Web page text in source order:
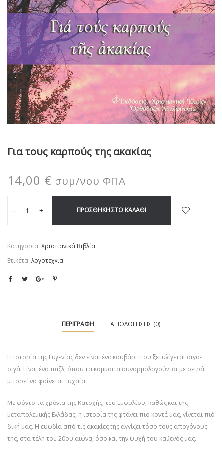
Για τους καρπούς της ακακίας
14,00 € συμ/νου ΦΠΑ
- + ΠΡΟΣΘΉΚΗ ΣΤΟ ΚΑΛΆΘΙ
Κατηγορία: Χριστιανικά Βιβλία
Ετικέτα: λογοτεχνια
ΠΕΡΙΓΡΑΦΉ ΑΞΙΟΛΟΓΉΣΕΙΣ (0)
Η ιστορία της Ευγενίας δεν είναι ένα κουβάρι που ξετυλίγεται σιγά-
σιγά. Είναι ένα παζλ, όπου τα κομμάτια συναρμολογούνται με σειρά
μπορεί να φαίνεται τυχαία.
Με φόντο τα χρόνια της Κατοχής, του Εμφυλίου, καθώς και της
μεταπολεμικής Ελλάδας, η ιστορία της φτάνει πιο κοντά μας, γίνεται πιό
δική μας. Η ευωδία από τις ακακίες της αγγίζει τόσο τους απογόνους
της, στα τέλη του 20ου αιώνα, όσο και την ψυχή του καθενός μας.